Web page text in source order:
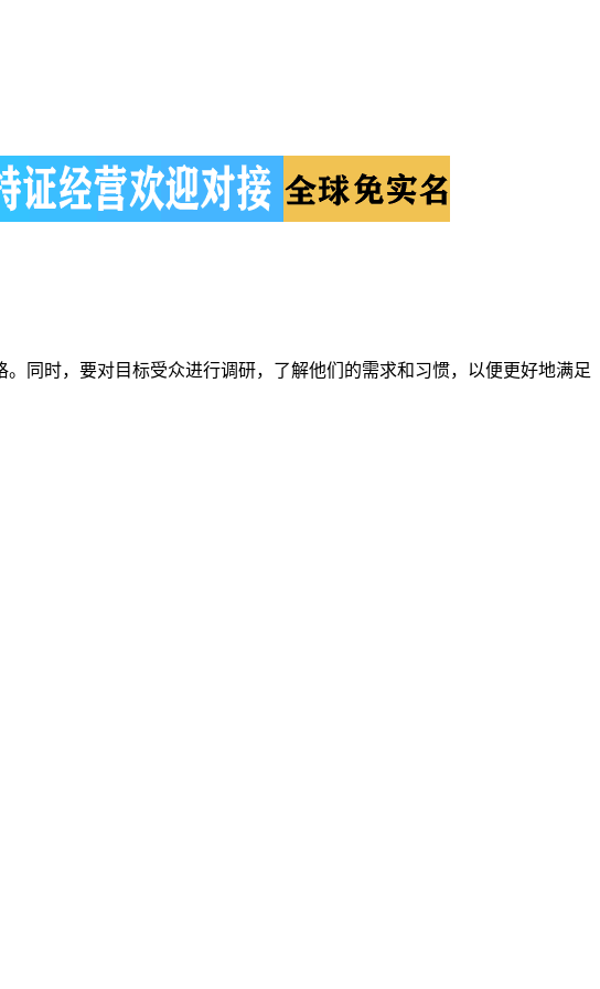
同时，要对目标受众进行调研，了解他们的需求和习惯，以便更好地满足